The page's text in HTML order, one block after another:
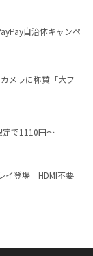
自治体キャンペ
メラに称賛「大フ
定で1110円～
イ登場 HDMI不要